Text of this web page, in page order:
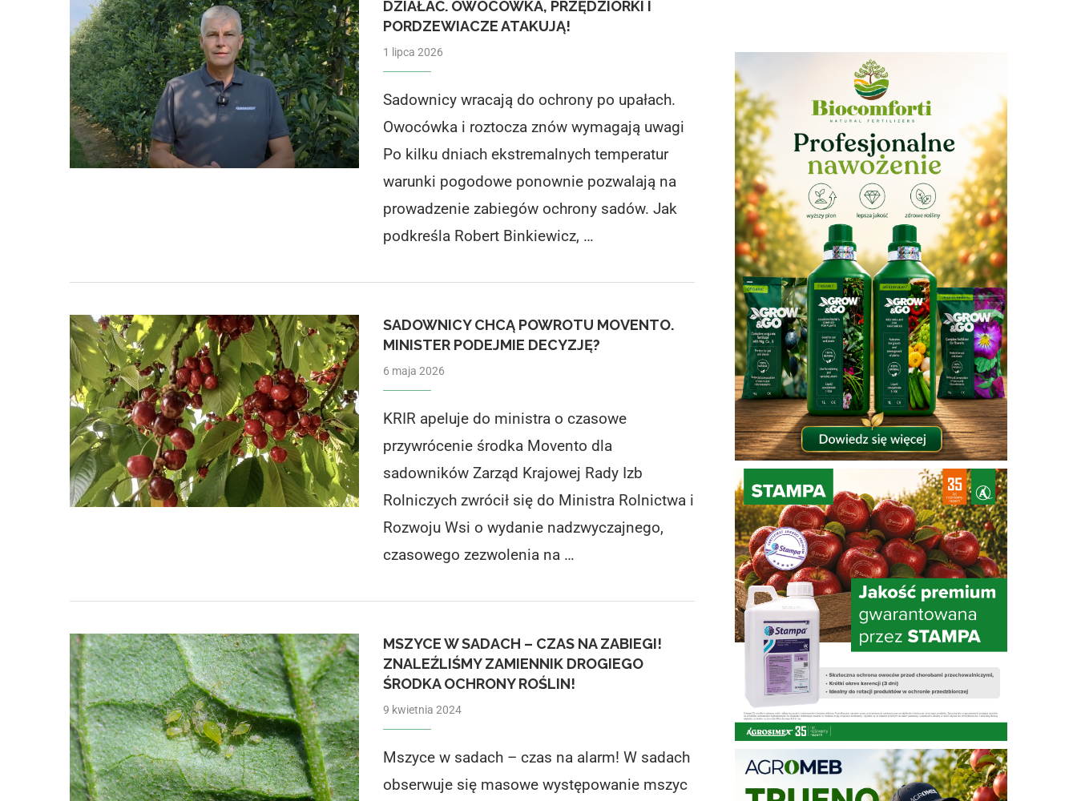
DZIAŁAĆ. OWOCÓWKA, PRZĘDZIORKI I
PORDZEWIACZE ATAKUJĄ!
1 lipca 2026
Sadownicy wracają do ochrony po upałach.
Owocówka i roztocza znów wymagają uwagi
Po kilku dniach ekstremalnych temperatur
warunki pogodowe ponownie pozwalają na
prowadzenie zabiegów ochrony sadów. Jak
podkreśla Robert Binkiewicz, …
SADOWNICY CHCĄ POWROTU MOVENTO.
MINISTER PODEJMIE DECYZJĘ?
6 maja 2026
KRIR apeluje do ministra o czasowe
przywrócenie środka Movento dla
sadowników Zarząd Krajowej Rady Izb
Rolniczych zwrócił się do Ministra Rolnictwa i
Rozwoju Wsi o wydanie nadzwyczajnego,
czasowego zezwolenia na …
MSZYCE W SADACH – CZAS NA ZABIEGI!
ZNALEŹLIŚMY ZAMIENNIK DROGIEGO
ŚRODKA OCHRONY ROŚLIN!
9 kwietnia 2024
Mszyce w sadach – czas na alarm! W sadach
obserwuje się masowe występowanie mszyc